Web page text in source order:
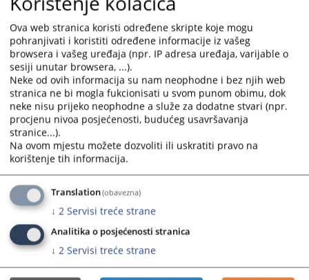
Trenutno nema vijesti
Ova web stranica koristi određene skripte koje mogu
pohranjivati i koristiti određene informacije iz vašeg
browsera i vašeg uređaja (npr. IP adresa uređaja, varijable o
sesiji unutar browsera, ...).
Neke od ovih informacija su nam neophodne i bez njih web
stranica ne bi mogla fukcionisati u svom punom obimu, dok
neke nisu prijeko neophodne a služe za dodatne stvari (npr.
procjenu nivoa posjećenosti, budućeg usavršavanja
stranice...).
Na ovom mjestu možete dozvoliti ili uskratiti pravo na
korištenje tih informacija.
Translation(obavezna)
↓ 2 Servisi treće strane
Analitika o posjećenosti stranica
↓ 2 Servisi treće strane